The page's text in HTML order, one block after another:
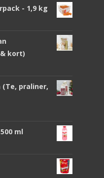
- 1,9 kg
kort)
(Te, praliner,
ml